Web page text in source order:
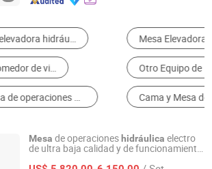
Equipo Quirúrgico
Otro Equipo de Elevación Máquina de Fabricación de Tablero
Masaje Accesorios de Máquina-Herramienta
Mesa de operacioneshidráulica electro
de ultra baja calidad y de funcionamiento
Medical Technology Co., Ltd.